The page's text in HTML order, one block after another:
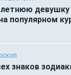
девушку
популярном
знаков